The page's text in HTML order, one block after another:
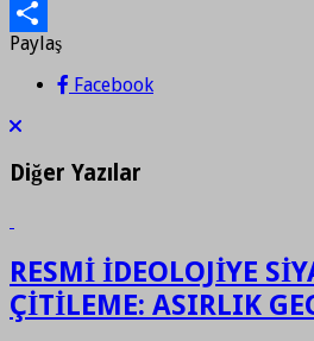
WhatsApp
Paylaş
Paylaş
Facebook
Diğer Yazılar
RESMİ İDEOLOJİYE
ÇİTİLEME: ASIRLIK